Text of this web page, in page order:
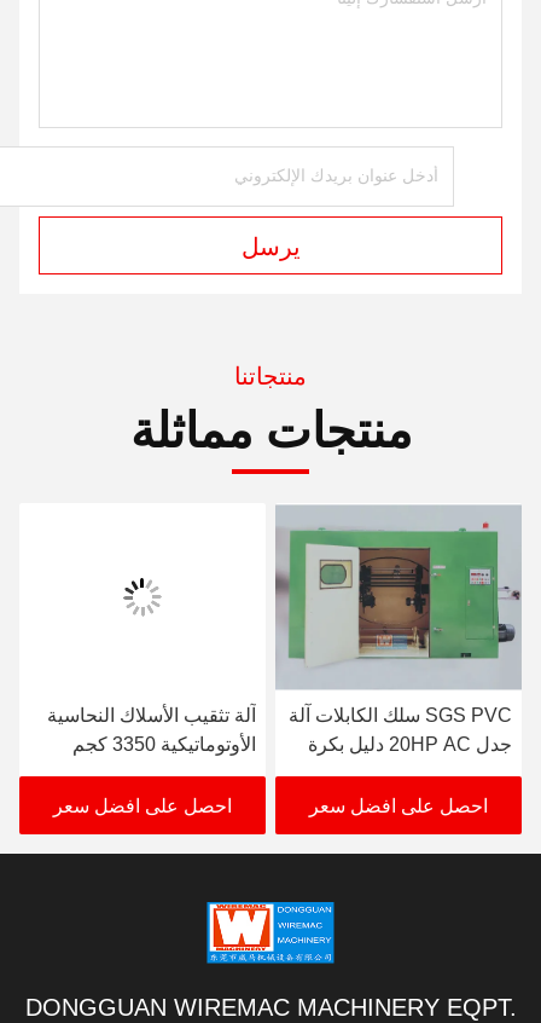
يرسل
منتجاتنا
منتجات مماثلة
SGS PVC سلك الكابلات آلة
جدل 20HP AC دليل بكرة
المصعد
احصل على افضل سعر
آلة تثقيب الأسلاك النحاسية
الأوتوماتيكية 3350 كجم
ارتفاع المغزل 850 مم
احصل على افضل سعر
DONGGUAN WIREMAC MACHINERY EQPT.